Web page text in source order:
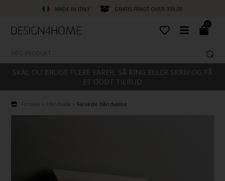
MADE IN ITALY GRATIS FRAGT OVER 399,00
0
SKAL DU BRUGE FLERE VARER, SÅ RING ELLER SKRIV OG FÅ
ET GODT TILBUD
Forside Håndvask Farvede håndvaske